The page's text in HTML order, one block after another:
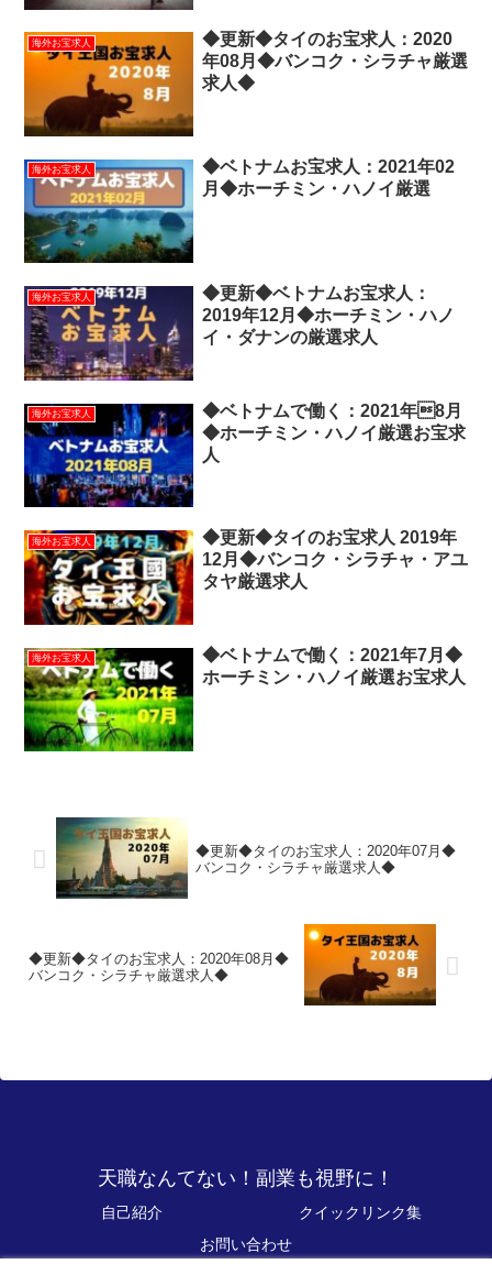
海外お宝求人
◆更新◆タイのお宝求人：2020
年08月◆バンコク・シラチャ厳選
求人◆
海外お宝求人
◆ベトナムお宝求人：2021年02
月◆ホーチミン・ハノイ厳選
海外お宝求人
◆更新◆ベトナムお宝求人：
2019年12月◆ホーチミン・ハノ
イ・ダナンの厳選求人
海外お宝求人
◆ベトナムで働く：2021年8月
◆ホーチミン・ハノイ厳選お宝求
人
海外お宝求人
◆更新◆タイのお宝求人 2019年
12月◆バンコク・シラチャ・アユ
タヤ厳選求人
海外お宝求人
◆ベトナムで働く：2021年7月◆
ホーチミン・ハノイ厳選お宝求人
◆更新◆タイのお宝求人：2020年07月◆
バンコク・シラチャ厳選求人◆
◆更新◆タイのお宝求人：2020年08月◆
バンコク・シラチャ厳選求人◆
天職なんてない！副業も視野に！
自己紹介
クイックリンク集
お問い合わせ